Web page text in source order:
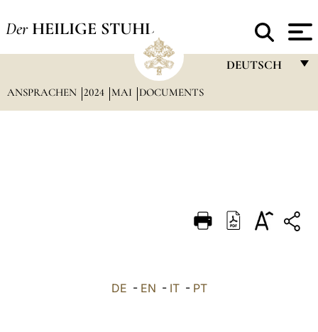
Der HEILIGE STUHL
DEUTSCH
DEUTSCH
ANSPRACHEN 2024 MAI DOCUMENTS
DE - EN - IT- PT